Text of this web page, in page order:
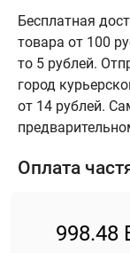
Бесплатная
товара от 100
то 5 рублей.
город
от 14 рублей.
Оплата
998.48